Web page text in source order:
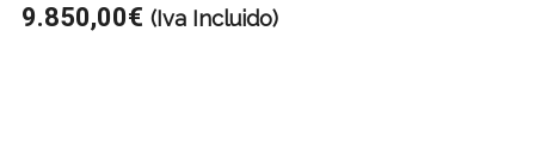
9.850,00€ (Iva Incluido)